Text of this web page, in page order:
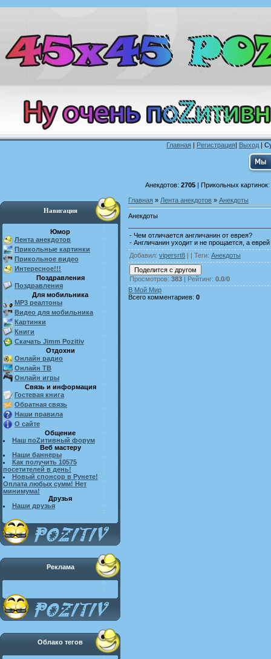
Главная | Регистрация| Выход |
Анекдотов: 2705| Прикольных картинок:
Навигация
Юмор
Лента анекдотов
Прикольные картинки
Прикольное видео
Интересное!!!
Поздравления
Поздравления
Для мобильника
MP3 реалтоны
Видео для мобильника
Картинки
Книги
Скачать Jimm Pozitiv
Отдохни
Онлайн радио
Онлайн ТВ
Онлайн игры
Связь и информация
Гостевая книга
Обратная связь
Наши правила
О сайте
Общение
Наш поZитивный форум
Веб мастеру
Наши баннеры
Как получить 10575
посетителей в день!
Новый спонсор в Рунете!
Оплата любых сумм! Нет
минимума!
Друзья
Наши друзья
Реклама
Облако тегов
Главная » Лента анекдотов » Анекдоты
Анекдоты
- Чем отличается англичанин от еврея?
- Англичанин уходит и не прощается, а
Добавил: vipersrt8 | | Теги: Анекдоты
Просмотров: 383 | Рейтинг: 0.0/0
В Мой Мир
Всего комментариев: 0